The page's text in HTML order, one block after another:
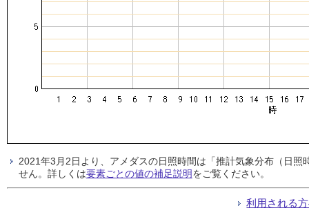
2021年3月2日より、アメダスの日照時間は「推計気象分布（日
せん。詳しくは要素ごとの値の補足説明をご覧ください。
利用される